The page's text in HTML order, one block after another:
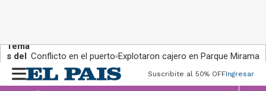
Tema
s del
día:
Conflicto en el puerto Explotaron cajero en Parque Miramar
Suscribite al 50% OFFIngresar